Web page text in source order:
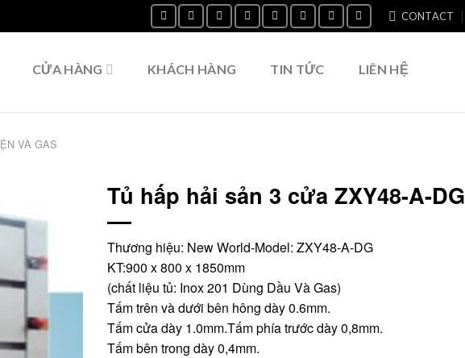
CONTACT
CỬA HÀNG KHÁCH HÀNG TIN TỨC LIÊN HỆ
VÀ GAS
Tủ hấp hải sản 3 cửa ZXY48-A-DG
Thương hiệu: New World-Model: ZXY48-A-DG
KT:900 x 800 x 1850mm
(chất liệu tủ: Inox 201 Dùng Dầu Và Gas)
Tấm trên và dưới bên hông dày 0.6mm.
Tấm cửa dày 1.0mm.Tấm phía trước dày 0,8mm.
Tấm bên trong dày 0,4mm.